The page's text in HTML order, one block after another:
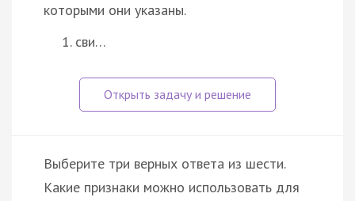
которыми они указаны.
сви…
Выберите три верных ответа из шести.
Какие признаки можно использовать для